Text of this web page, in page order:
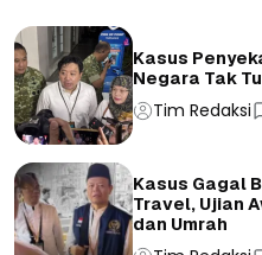
Kasus
Negara Tak
Tim Redaksi
Kasus Gagal
Travel, Ujian
dan Umrah